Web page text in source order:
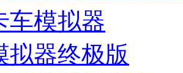
车模拟器
拟器终极版